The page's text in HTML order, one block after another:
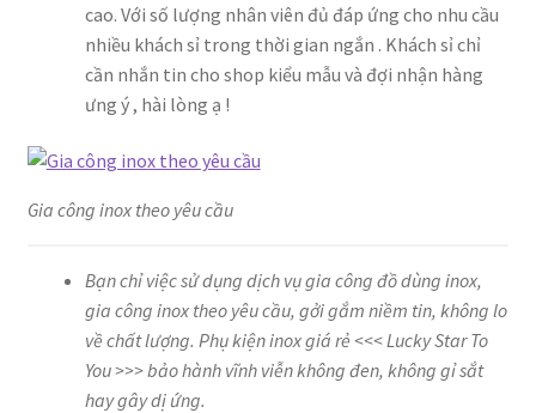
cao. Với số lượng nhân viên đủ đáp ứng cho nhu cầu
nhiều khách sỉ trong thời gian ngắn . Khách sỉ chỉ
cần nhắn tin cho shop kiểu mẫu và đợi nhận hàng
ưng ý , hài lòng ạ !
Gia công inox theo yêu cầu
Bạn chỉ việc sử dụng dịch vụ gia công đồ dùng inox,
gia công inox theo yêu cầu, gởi gắm niềm tin, không lo
về chất lượng. Phụ kiện inox giá rẻ <<<Lucky Star To
You>>> bảo hành vĩnh viễn không đen, không gỉ sắt
hay gây dị ứng.